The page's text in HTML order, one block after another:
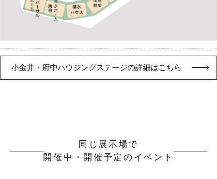
小金井・府中ハウジングステージの詳細はこちら
同じ展示場で
開催中・開催予定のイベント